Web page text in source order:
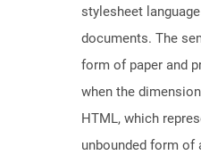
stylesheet
documents. The
form of paper and
when the
HTML, which
unbounded form of